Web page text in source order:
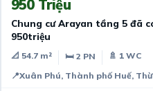
950 Triệu
Chung cư Arayan tầng 5 đã
950triệu
📐 54.7 m² 🛏 2 PN
🚿 1 WC
📍Xuân Phú, Thành phố Huế,